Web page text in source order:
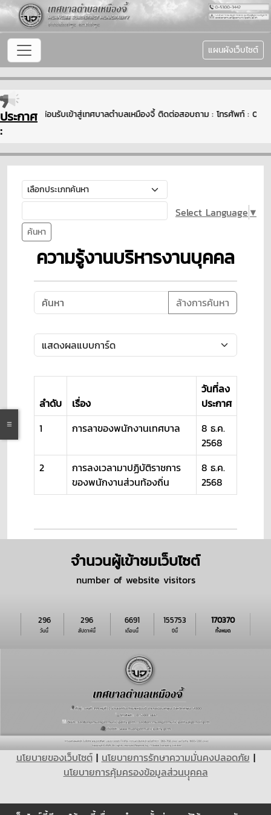
แผนผังเว็บไซต์
ประกาศ
:
ยินดีต้อนรับเข้าสู่เทศบาลตำบลเหมืองจี้ ติดต่อสอบถาม : โทรศัพท์ : 0-
ค้นหา
Select Language ▼
ความรู้งานบริหารงานบุคคล
ล้างการค้นหา
ลำดับ เรื่อง
วันที่ลง
ประกาศ
1
การลาของพนักงานเทศบาล
8 ธ.ค.
2568
2
การลงเวลามาปฏิบัติราชการ
ของพนักงานส่วนท้องถิ่น
8 ธ.ค.
2568
จำนวนผู้เข้าชมเว็บไซต์
number of website visitors
วันนี้
296
สัปดาห์นี้
296
เดือนนี้
6691
ปีนี้
155753
ทั้งหมด
170370
นโยบายของเว็บไซต์| นโยบายการรักษาความมั่นคงปลอดภัย |
นโยบายการคุ้มครองข้อมูลส่วนบุุคคล